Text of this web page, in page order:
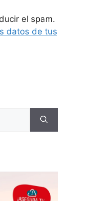
el spam.
datos de tus